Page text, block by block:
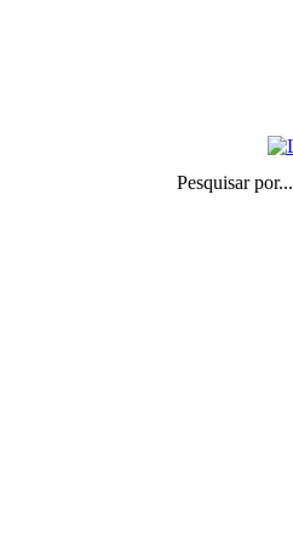
Pesquisar por...